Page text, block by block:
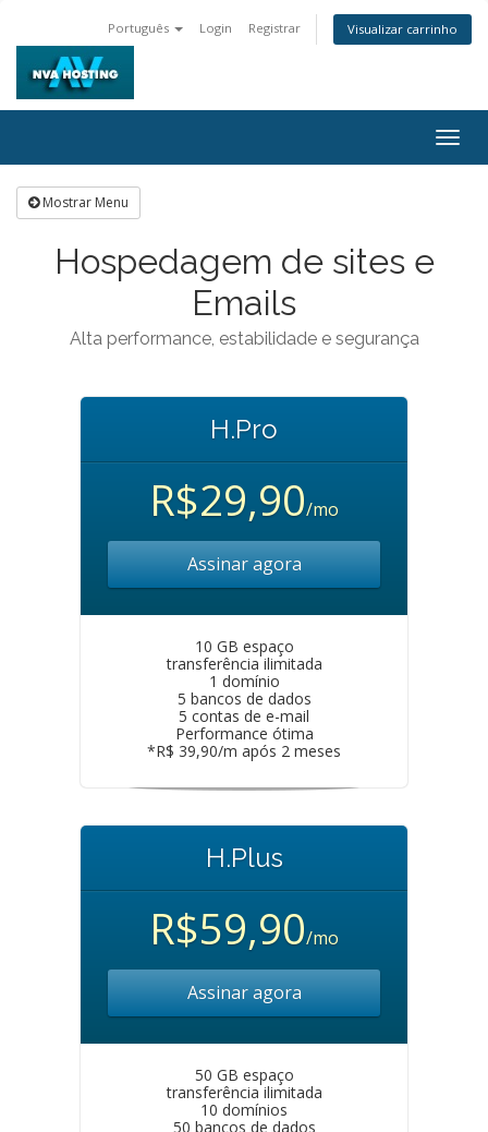
Português Login Registrar Visualizar carrinho
Mostrar Menu
Hospedagem de sites e
Emails
Alta performance, estabilidade e segurança
H.Pro
R$29,90/mo
Assinar agora
10 GB espaço
transferência ilimitada
1 domínio
5 bancos de dados
5 contas de e-mail
Performance ótima
*R$ 39,90/m após 2 meses
H.Plus
R$59,90/mo
Assinar agora
50 GB espaço
transferência ilimitada
10 domínios
50 bancos de dados